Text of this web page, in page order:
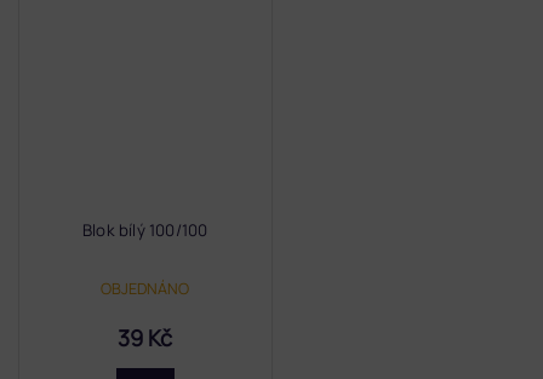
Blok bílý 100/100
OBJEDNÁNO
39 Kč